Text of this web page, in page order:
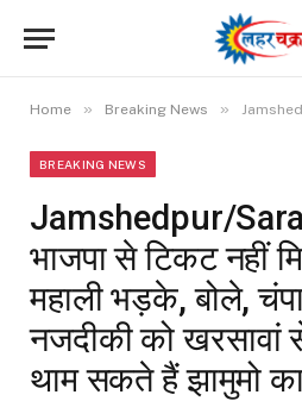
Home » Breaking News » Jamshedpur/Saraikela Politics:
BREAKING NEWS
Jamshedpur/
भाजपा से टिकट नहीं
महाली भड़के, बोले,
नजदीकी को खरसावां
थाम सकते हैं झामुमो